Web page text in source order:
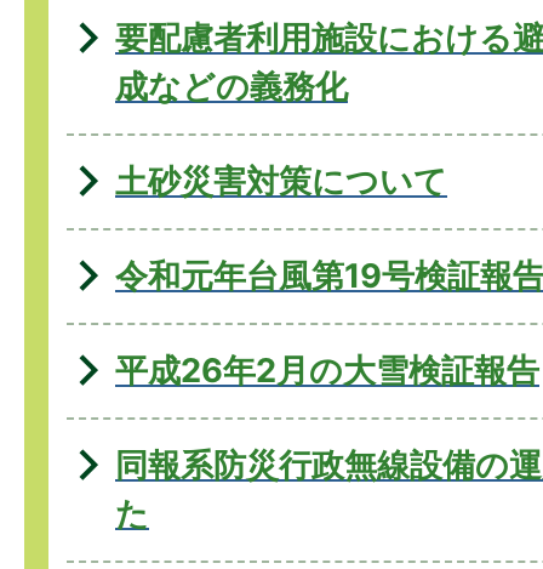
要配慮者利用施設における
成などの義務化
土砂災害対策について
令和元年台風第19号検証報
平成26年2月の大雪検証報告
同報系防災行政無線設備の
た